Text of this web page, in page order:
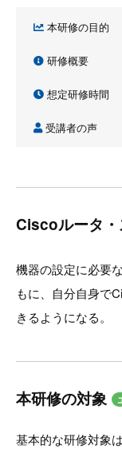
本研修の目的
研修概要
想定研修時間
受講者の声
Ciscoルータ・
機器の設定に必要
もに、自分自身で
きるようになる。
本研修の対象
基本的な研修対象